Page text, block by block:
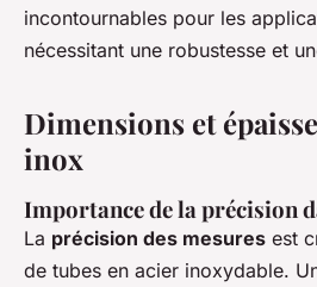
incontournables pour les
nécessitant une robustesse et
Dimensions et
inox
Importance de la précision
La précision des mesures est
de tubes en acier inoxydable.